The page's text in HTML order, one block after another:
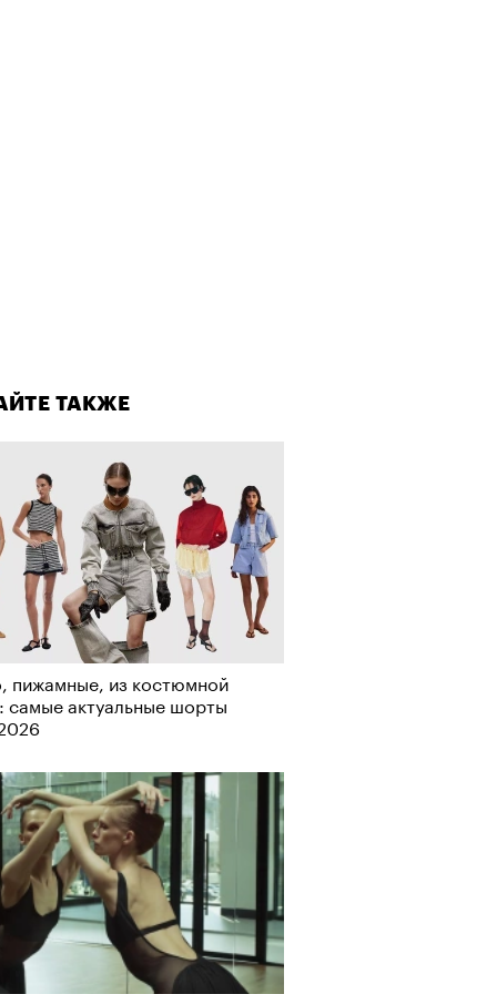
ТАКЖЕ
пижамные, из костюмной
самые актуальные шорты
и masters:dom
первую резиденцию